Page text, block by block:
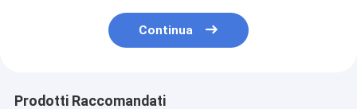
Continua
Prodotti Raccomandati